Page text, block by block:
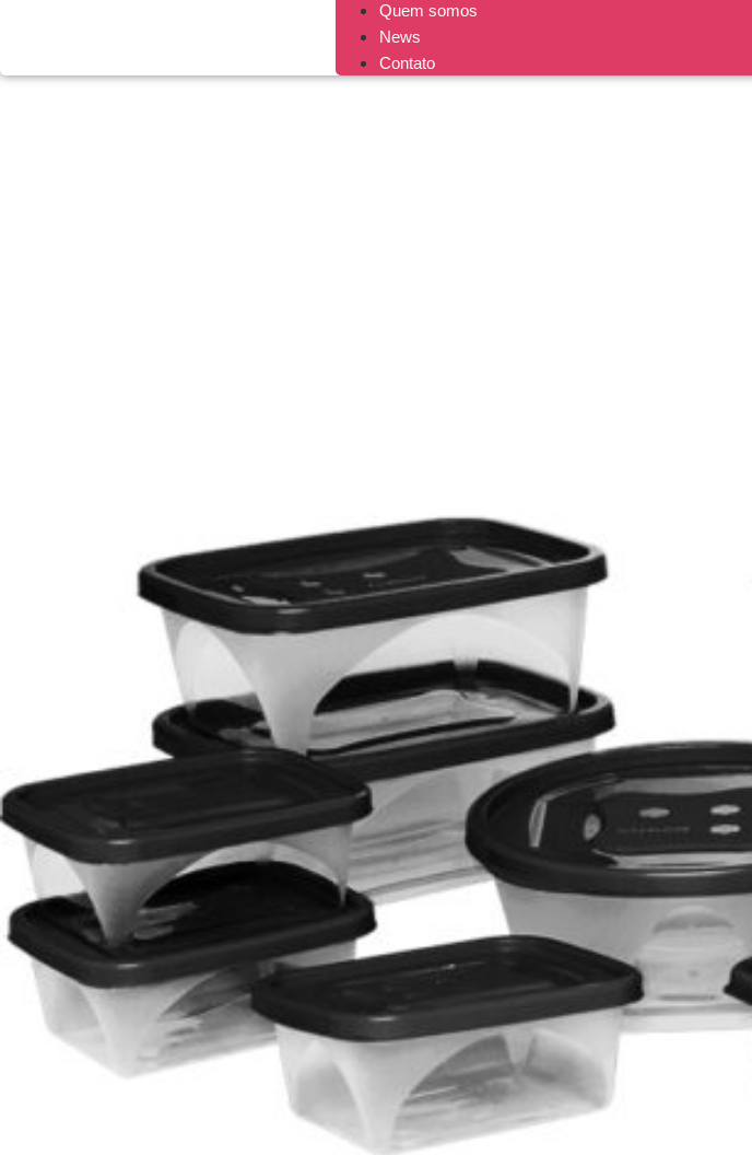
Quem somos
News
Contato